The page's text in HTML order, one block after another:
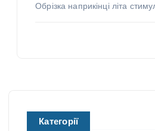
Обрізка наприкінці літа
Категорії